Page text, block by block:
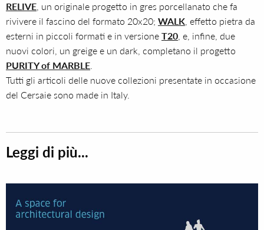
RELIVE , un originale progetto in gres porcellanato che fa
rivivere il fascino del formato 20x20; WALK , effetto pietra da
esterni in piccoli formati e in versione T20 , e, infine, due
nuovi colori, un greige e un dark, completano il progetto
PURITY of MARBLE
Tutti gli articoli delle nuove collezioni presentate in occasione
del Cersaie sono made in Italy.
Leggi di più...